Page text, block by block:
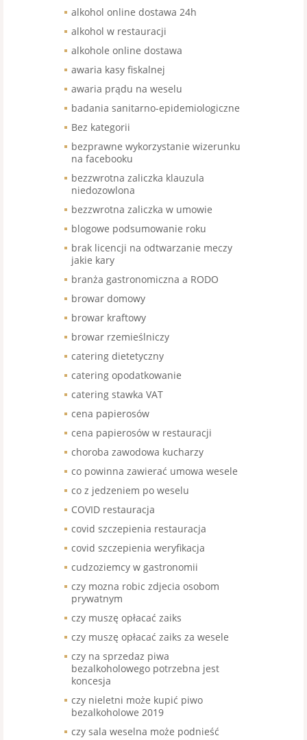
alkohol online dostawa 24h
alkohol w restauracji
alkohole online dostawa
awaria kasy fiskalnej
awaria prądu na weselu
badania sanitarno-epidemiologiczne
Bez kategorii
bezprawne wykorzystanie wizerunku
na facebooku
bezzwrotna zaliczka klauzula
niedozowlona
bezzwrotna zaliczka w umowie
blogowe podsumowanie roku
brak licencji na odtwarzanie meczy
jakie kary
branża gastronomiczna a RODO
browar domowy
browar kraftowy
browar rzemieślniczy
catering dietetyczny
catering opodatkowanie
catering stawka VAT
cena papierosów
cena papierosów w restauracji
choroba zawodowa kucharzy
co powinna zawierać umowa wesele
co z jedzeniem po weselu
COVID restauracja
covid szczepienia restauracja
covid szczepienia weryfikacja
cudzoziemcy w gastronomii
czy mozna robic zdjecia osobom
prywatnym
czy muszę opłacać zaiks
czy muszę opłacać zaiks za wesele
czy na sprzedaz piwa
bezalkoholowego potrzebna jest
koncesja
czy nieletni może kupić piwo
bezalkoholowe 2019
czy sala weselna może podnieść